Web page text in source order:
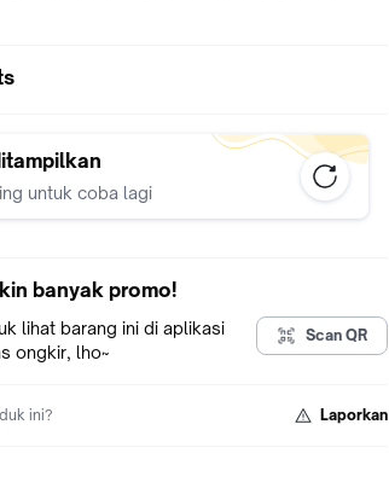
makin semangat!
49-67cm
11,5cm
untuk coba lagi
banyak promo!
lihat barang ini di aplikasi
ongkir, lho~
Scan QR
ini? Laporkan